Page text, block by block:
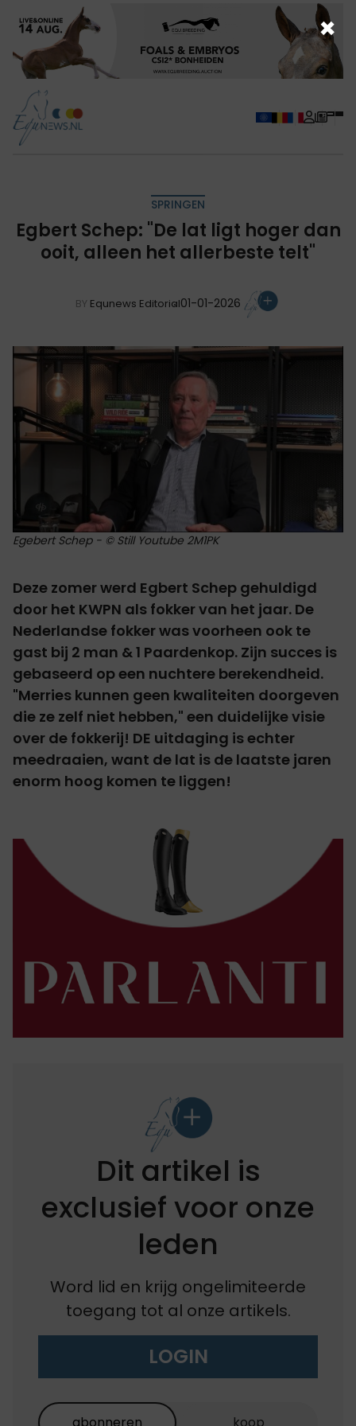
SPRINGEN
Egbert Schep: "De lat ligt hoger dan
ooit, alleen het allerbeste telt"
BY Equnews Editorial01-01-2026
Egebert Schep - © Still Youtube 2M1PK
Deze zomer werd Egbert Schep gehuldigd
door het KWPN als fokker van het jaar. De
Nederlandse fokker was voorheen ook te
gast bij 2 man & 1 Paardenkop. Zijn succes is
gebaseerd op een nuchtere berekendheid.
"Merries kunnen geen kwaliteiten doorgeven
die ze zelf niet hebben," een duidelijke visie
over de fokkerij! DE uitdaging is echter
meedraaien, want de lat is de laatste jaren
enorm hoog komen te liggen!
Dit artikel is
exclusief voor onze
leden
Word lid en krijg ongelimiteerde
toegang tot al onze artikels.
LOGIN
×